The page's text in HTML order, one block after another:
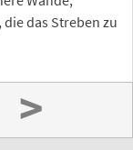
das Streben zu
>